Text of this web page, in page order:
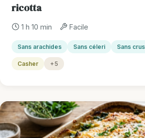
ricotta
1 h 10 min Facile
Sans arachides Sans céleri Sans
Casher +5